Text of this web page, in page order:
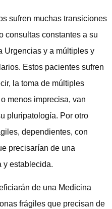
sufren muchas transiciones
consultas constantes a su
Urgencias y a múltiples y
Estos pacientes sufren
la toma de múltiples
menos imprecisa, van
pluripatología. Por otro
dependientes, con
precisarían de una
y establecida.
de una Medicina
frágiles que precisan de